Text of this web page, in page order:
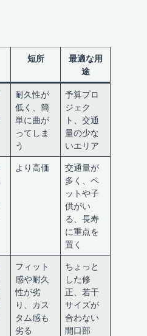
短所
最適な用
途
耐久性が
低く、簡
単に曲が
ってしま
う
予算プロ
ジェク
ト、交通
量の少な
いエリア
より高価
交通量が
多く、ペ
ットや子
供がい
る、長寿
に重点を
置く
フィット
感や耐久
性が劣
り、カス
タム感も
劣る
ちょっと
した修
正、若干
サイズが
合わない
開口部